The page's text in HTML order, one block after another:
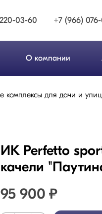
03-60 +7 (966)
О компании
комплексы для дачи и
ИК Perfetto
качели
95 900 ₽